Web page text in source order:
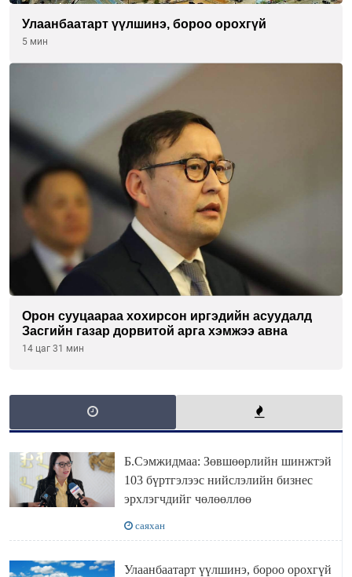
Улаанбаатарт үүлшинэ, бороо орохгүй
5 мин
Орон сууцаараа хохирсон иргэдийн асуудалд
Засгийн газар дорвитой арга хэмжээ авна
14 цаг 31 мин
Б.Сэмжидмаа: Зөвшөөрлийн шинжтэй
103 бүртгэлээс нийслэлийн бизнес
эрхлэгчдийг чөлөөллөө
саяхан
Улаанбаатарт үүлшинэ, бороо орохгүй